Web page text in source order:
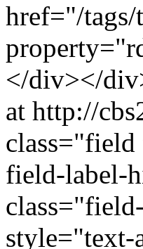
href="/
</div></
at http://
field-label-
style="text-